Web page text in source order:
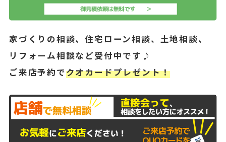
家づくりの相談、住宅ローン相談、土地相談、
リフォーム相談など受付中です♪
ご来店予約でクオカードプレゼント！